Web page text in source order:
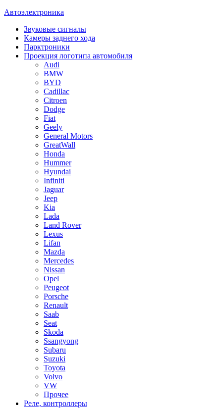
Автоэлектроника
Звуковые сигналы
Камеры заднего хода
Парктроники
Проекция логотипа автомобиля
Audi
BMW
BYD
Cadillac
Citroen
Dodge
Fiat
Geely
General Motors
GreatWall
Honda
Hummer
Hyundai
Infiniti
Jaguar
Jeep
Kia
Lada
Land Rover
Lexus
Lifan
Mazda
Mercedes
Nissan
Opel
Peugeot
Porsche
Renault
Saab
Seat
Skoda
Ssangyong
Subaru
Suzuki
Toyota
Volvo
VW
Прочее
Реле, контроллеры